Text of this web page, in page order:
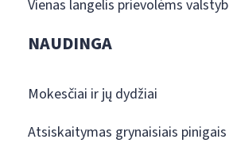
Vienas langelis prievolėms
NAUDINGA
Mokesčiai ir jų dydžiai
Atsiskaitymas grynaisiais pinigais